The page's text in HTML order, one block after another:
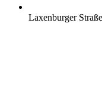
Laxenburger